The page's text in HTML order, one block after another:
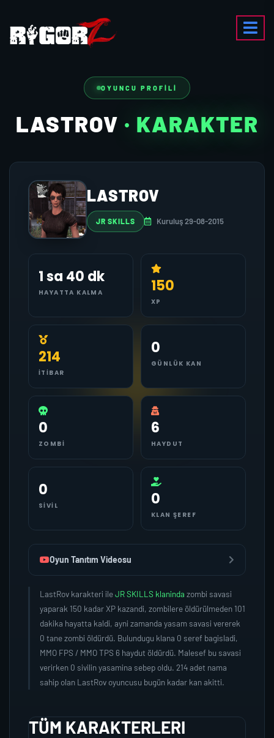
OYUNCU PROFILI
LASTROV · KARAKTER
LASTROV
JR SKILLS Kuruluş 29-08-2015
1 sa 40 dk
HAYATTA KALMA 150
XP
214
İTIBAR
0
GÜNLÜK KAN
0
ZOMBI
6
HAYDUT
0
SIVIL 0
KLAN ŞEREF
Oyun Tanıtım Videosu
LastRov karakteri ileJR SKILLS klaninda zombi savasi
yaparak 150 kadar XP kazandi, zombilere öldürülmeden 101
dakika hayatta kaldi, ayni zamanda yasam savasi vererek
0 tane zombi öldürdü. Bulundugu klana 0 seref bagisladi,
MMO FPS / MMO TPS 6 haydut öldürdü. Malesef bu savasi
verirken 0 sivilin yasamina sebep oldu. 214 adet nama
sahip olan LastRov oyuncusu bugün kadar kan akitti.
TÜM KARAKTERLERI